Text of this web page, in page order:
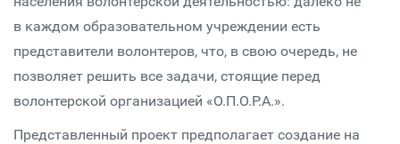
в каждом образовательном учреждении есть
представители волонтеров, что, в свою очередь, не
позволяет решить все задачи, стоящие перед
волонтерской организацией «О.П.О.Р.А.».
Представленный проект предполагает создание на